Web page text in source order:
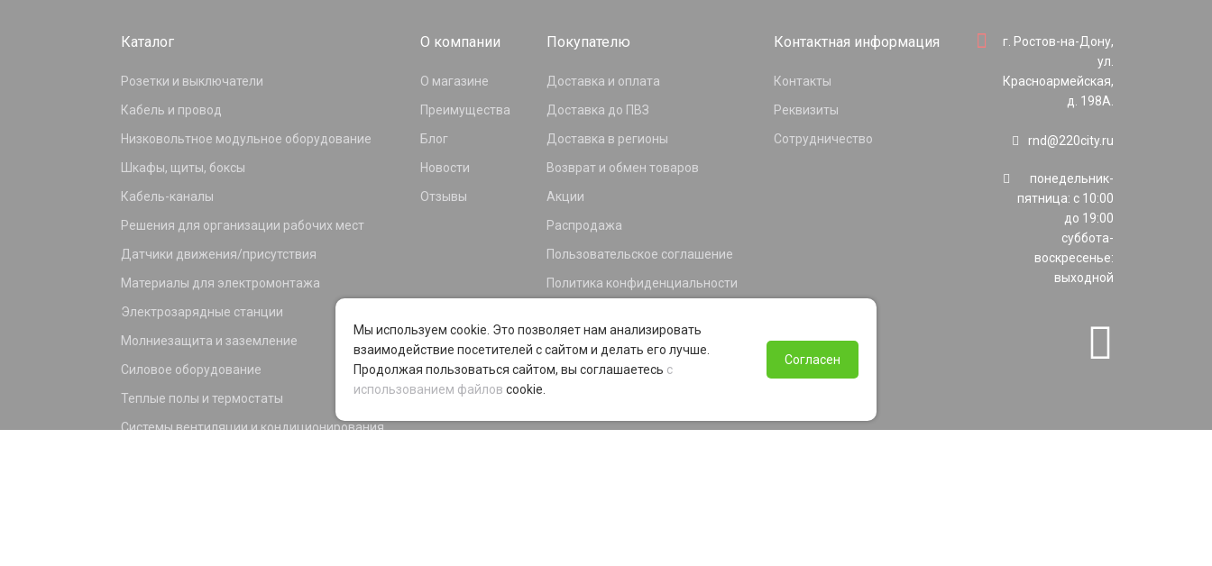
Каталог
Розетки и выключатели
Кабель и провод
Низковольтное модульное оборудование
Шкафы, щиты, боксы
Кабель-каналы
Решения для организации рабочих мест
Датчики движения/присутствия
Материалы для электромонтажа
Электрозарядные станции
Молниезащита и заземление
Силовое оборудование
Теплые полы и термостаты
Системы вентиляции и кондиционирования
О компании
О магазине
Преимущества
Блог
Новости
Отзывы
Покупателю
Доставка и оплата
Доставка до ПВЗ
Доставка в регионы
Возврат и обмен товаров
Акции
Распродажа
Пользовательское соглашение
Политика конфиденциальности
Программа лояльности
Контактная информация
Контакты
Реквизиты
Сотрудничество
г. Ростов-на-Дону,
ул.
Красноармейская,
д. 198А.
rnd@220city.ru
понедельник-
пятница: с 10:00
до 19:00
суббота-
воскресенье:
выходной
Мы используем cookie. Это позволяет нам анализировать
взаимодействие посетителей с сайтом и делать его лучше.
Продолжая пользоваться сайтом, вы соглашаетесь с
использованием файлов cookie.
Согласен